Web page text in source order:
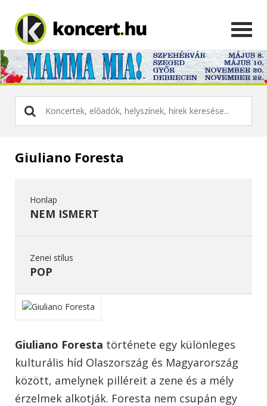
Giuliano Foresta
Honlap
NEM ISMERT
Zenei stílus
POP
Giuliano Foresta története egy különleges
kulturális híd Olaszország és Magyarország
között, amelynek pilléreit a zene és a mély
érzelmek alkotják. Foresta nem csupán egy